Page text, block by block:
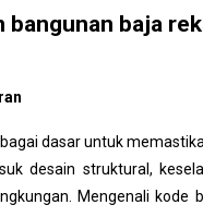
baja
dasar untuk
desain struktural,
Mengenali kode